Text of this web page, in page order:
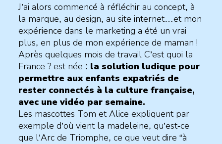
J’ai alors commencé à réfléchir au concept, à
la marque, au design, au site internet…et mon
expérience dans le marketing a été un vrai
plus, en plus de mon expérience de maman !
Après quelques mois de travail C’est quoi la
France ? est née : la solution ludique pour
permettre aux enfants expatriés de
rester connectés à la culture française,
avec une vidéo par semaine.
Les mascottes Tom et Alice expliquent par
exemple d’où vient la madeleine, qu’est-ce
que l’Arc de Triomphe, ce que veut dire “à